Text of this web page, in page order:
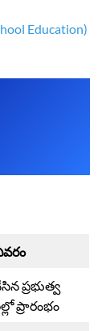
Education)
ప్రభుత్వ
ప్రారంభం